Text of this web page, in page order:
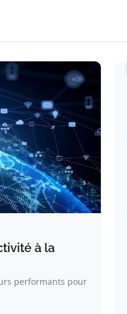
à la
performants pour